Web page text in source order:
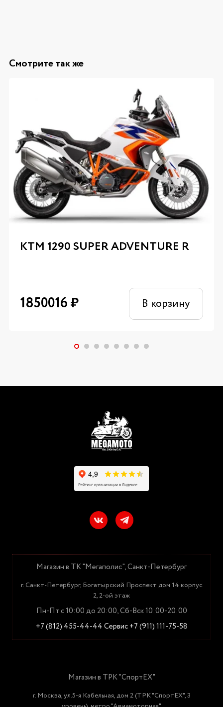
Смотрите так же
KTM 1290 SUPER ADVENTURE R
1850016₽ В корзину
Магазин в ТК "Мегаполис", Санкт-Петербург
г. Санкт-Петербург, Богатырский Проспект дом 14 корпус
2, 2-ой этаж
Пн-Пт с 10:00 до 20:00, Сб-Вск 10:00-20:00
+7 (812) 455-44-44Сервис +7 (911) 111-75-58
Магазин в ТРК "СпортЕХ"
г. Москва, ул.5-я Кабельная, дом 2 (ТРК "СпортЕХ", 3